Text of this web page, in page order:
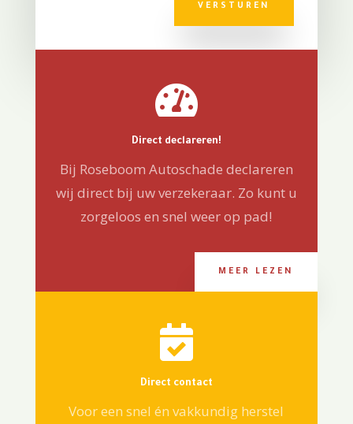
VERSTUREN

Direct declareren!
Bij Roseboom Autoschade declareren
wij direct bij uw verzekeraar. Zo kunt u
zorgeloos en snel weer op pad!
MEER LEZEN

Direct contact
Voor een snel én vakkundig herstel